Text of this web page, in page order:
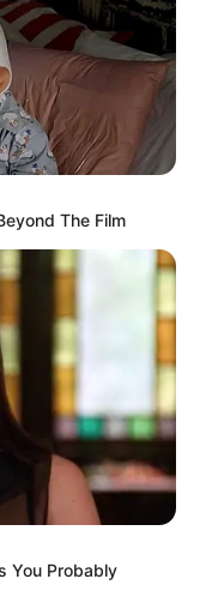
The Film
You Probably